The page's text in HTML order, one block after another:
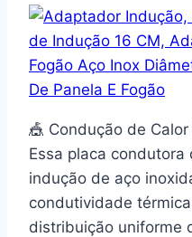
🎪 Condução de
Essa placa
indução de aço
condutividade
distribuição uniforme